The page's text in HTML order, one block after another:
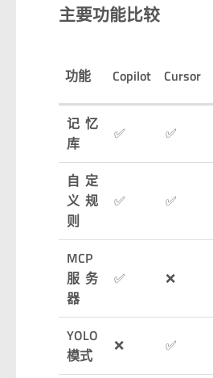
主要功能比较
功能 Copilot Cursor
记忆
库
✅ ✅
自定
义规
则
✅ ✅
MCP
服务
器
✅ ❌
YOLO
模式
❌ ✅